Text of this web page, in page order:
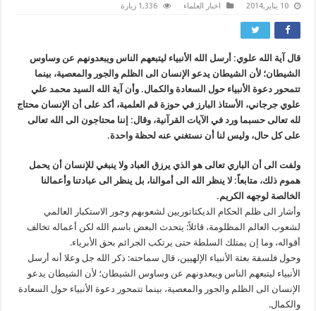
10 يناير,2014 اخبار العلماء 1,336 زيارة
قال آية الله علوي: أرسل الله الأنبياء ليتبعهم الناس ويبعدونهم عن وساوس
الشيطان؛ لأن الشيطان يدعو الإنسان الى الظلم والجور والمعصية، بينما
تتمحور دعوة الأنبياء حول السعادة والكمال. وأن آية الله السيد محمد علي
علوي جرجاني، الأستاذ البارز في حوزة قم العلمية، أكد على أن الإنسان محتاج
لله تعالى حسبما ورد في الآيات القرآنية، وقال: إننا محتاجون الى الله تعالى
على كل حال، وليس لنا أن نستغني عنه لحظة واحدة.
ولفت الى أن الباري تعالى هو الذي يرزق العباد ولا ينبغي للإنسان أن يحمل
هموم ذلك، متابعاً: لا ينظر الله الى أموالنا، بل ينظر الى عبادتنا وأعمالنا
الخالصة لوجهه الكريم.
وأشار الى ظلم الحكام الديكتاتوريين لشعوبهم وجور الاستكبار العالمي
لشعوب العالم المظلومة، قائلاً: يتحدث البعض باسم الله لكن أعماله تخالف
أقواله، وما إن يمتلك السلطة حتى يرتكب الجرائم بحق الأبرياء.
وحول فلسفة بعثة الأنبياء الإلهيين، قال سماحته: ذكر الله جل وعلا أنه أرسل
الأنبياء ليتبعهم الناس ويبعدونهم عن وساوس الشيطان؛ لأن الشيطان يدعو
الإنسان الى الظلم والجور والمعصية، بينما تتمحور دعوة الأنبياء حول السعادة
والكمال.